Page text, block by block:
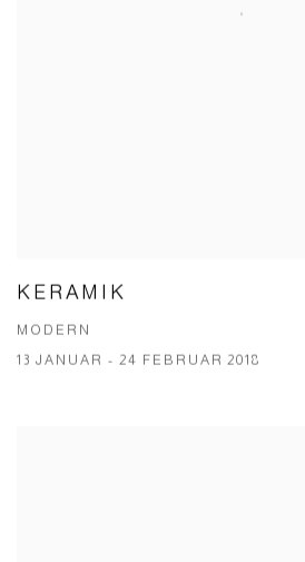
KERAMIK
MODERN
13 JANUAR - 24 FEBRUAR 2018